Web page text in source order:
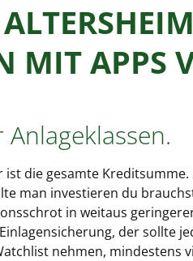
MIT APPS
die gesamte
man investieren du
in weitaus
der sollte
nehmen,